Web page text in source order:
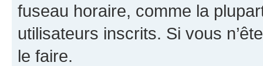
fuseau horaire, comme la
utilisateurs inscrits. Si vous
le faire.